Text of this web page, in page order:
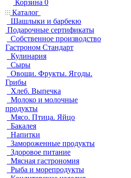
Корзина 0
Каталог
Шашлыки и барбекю
Подарочные сертификаты
Собственное производство
Гастроном Стандарт
Кулинария
Сыры
Овощи. Фрукты. Ягоды.
Грибы
Хлеб. Выпечка
Молоко и молочные
продукты
Мясо. Птица. Яйцо
Бакалея
Напитки
Замороженные продукты
Здоровое питание
Мясная гастрономия
Рыба и морепродукты